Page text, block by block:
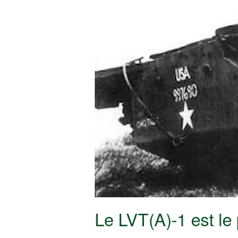
Le LVT(A)-1 est